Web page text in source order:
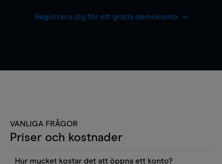
Registrera dig för ett gratis demokonto
VANLIGA FRÅGOR
Priser och kostnader
Hur mycket kostar det att öppna ett konto?